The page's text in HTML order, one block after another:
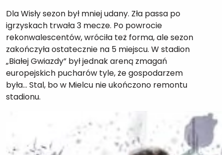
Dla Wisły sezon był mniej udany. Zła passa po
igrzyskach trwała 3 mecze. Po powrocie
rekonwalescentów, wróciła też forma, ale sezon
zakończyła ostatecznie na 5 miejscu. W stadion
„Białej Gwiazdy” był jednak areną zmagań
europejskich pucharów tyle, że gospodarzem
była… Stal, bo w Mielcu nie ukończono remontu
stadionu.